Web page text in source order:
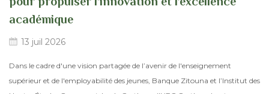
académique
13 juil 2026
Dans le cadre d'une vision partagée de l’avenir de l'enseignement
supérieur et de l'employabilité des jeunes, Banque Zitouna et l’Institut des